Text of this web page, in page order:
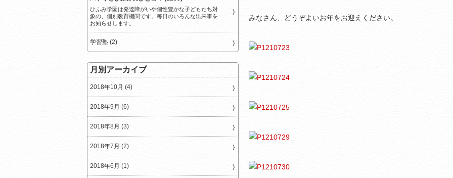
みなさん、どうぞよいお年をお迎えください。
ひふみ学園は発達障がいや個性豊かな子どもたち対
象の、個別教育機関です。毎日のいろんな出来事を
お知らせします。
学習塾 (2)
月別アーカイブ
2018年10月 (4)
2018年9月 (6)
2018年8月 (3)
2018年7月 (2)
2018年6月 (1)